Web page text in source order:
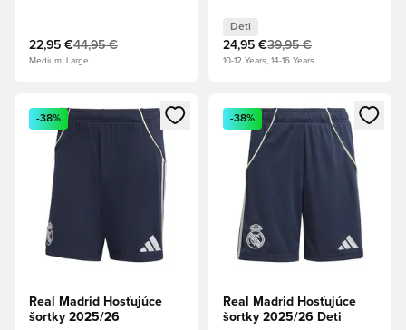
22,95 €44,95 €
Medium, Large
Deti
24,95 €39,95 €
10-12 Years, 14-16 Years
Otvorí modál na prihlásenie alebo registráciu ako člen
-38%
Real Madrid Hosťujúce
šortky 2025/26
Otvorí modál na prihlásenie
-38%
Real Madrid Hosťujúce
šortky 2025/26 Deti